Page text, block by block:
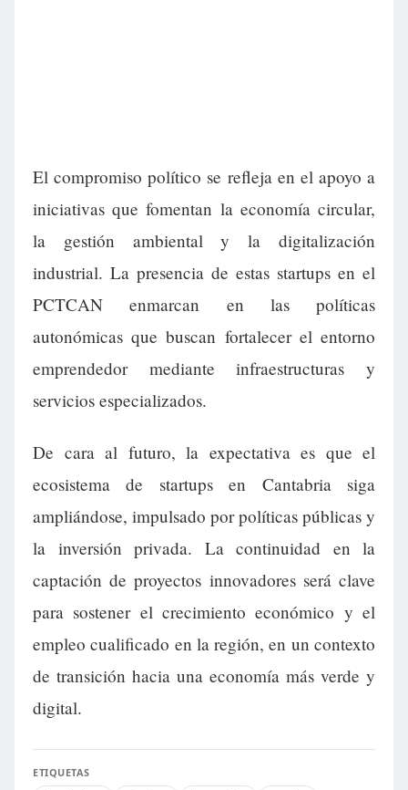
El compromiso político se refleja en el apoyo a
iniciativas que fomentan la economía circular,
la gestión ambiental y la digitalización
industrial. La presencia de estas startups en el
PCTCAN enmarcan en las políticas
autonómicas que buscan fortalecer el entorno
emprendedor mediante infraestructuras y
servicios especializados.
De cara al futuro, la expectativa es que el
ecosistema de startups en Cantabria siga
ampliándose, impulsado por políticas públicas y
la inversión privada. La continuidad en la
captación de proyectos innovadores será clave
para sostener el crecimiento económico y el
empleo cualificado en la región, en un contexto
de transición hacia una economía más verde y
digital.
ETIQUETAS